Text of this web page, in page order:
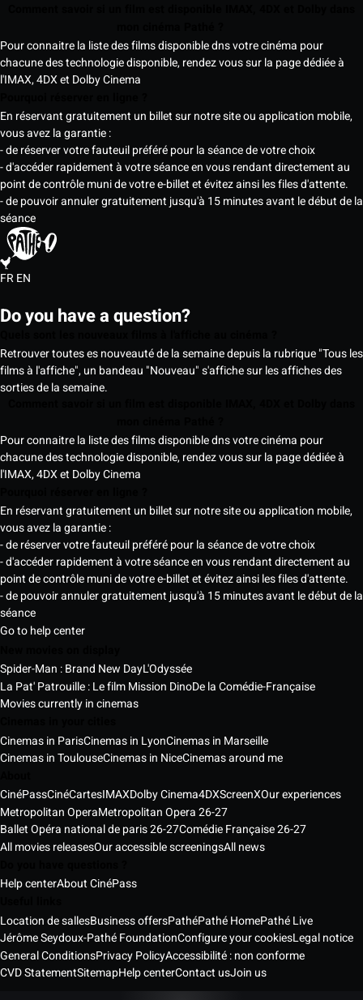
Pour connaitre la liste des films disponible dns votre cinéma pour
chacune des technologie disponible, rendez vous sur la page dédiée à
l'IMAX, 4DX et Dolby Cinema
En réservant gratuitement un billet sur notre site ou application mobile,
vous avez la garantie :
- de réserver votre fauteuil préféré pour la séance de votre choix
- d'accéder rapidement à votre séance en vous rendant directement au
point de contrôle muni de votre e-billet et évitez ainsi les files d'attente.
- de pouvoir annuler gratuitement jusqu'à 15 minutes avant le début de la
séance
FREN
Do you have a question?
Retrouver toutes es nouveauté de la semaine depuis la rubrique "Tous les
films à l'affiche", un bandeau "Nouveau" s'affiche sur les affiches des
sorties de la semaine.
Pour connaitre la liste des films disponible dns votre cinéma pour
chacune des technologie disponible, rendez vous sur la page dédiée à
l'IMAX, 4DX et Dolby Cinema
En réservant gratuitement un billet sur notre site ou application mobile,
vous avez la garantie :
- de réserver votre fauteuil préféré pour la séance de votre choix
- d'accéder rapidement à votre séance en vous rendant directement au
point de contrôle muni de votre e-billet et évitez ainsi les files d'attente.
- de pouvoir annuler gratuitement jusqu'à 15 minutes avant le début de la
séance
Go to help center
Spider-Man : Brand New DayL'Odyssée
La Pat' Patrouille : Le film Mission DinoDe la Comédie-Française
Movies currently in cinemas
Cinemas in ParisCinemas in LyonCinemas in Marseille
Cinemas in ToulouseCinemas in NiceCinemas around me
CinéPassCinéCartesIMAXDolby Cinema4DXScreenXOur experiences
Metropolitan OperaMetropolitan Opera 26-27
Ballet Opéra national de paris 26-27Comédie Française 26-27
All movies releasesOur accessible screeningsAll news
Help centerAbout CinéPass
Location de sallesBusiness offersPathéPathé HomePathé Live
Jérôme Seydoux-Pathé FoundationConfigure your cookiesLegal notice
General ConditionsPrivacy PolicyAccessibilité : non conforme
CVD StatementSitemapHelp centerContact usJoin us